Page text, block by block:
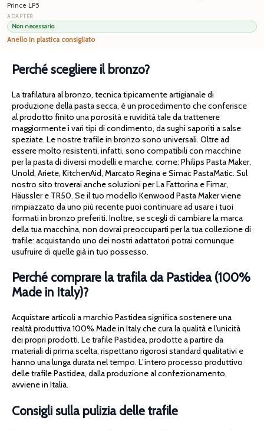
Prince LP5
Non necessario
Anello in plastica consigliato
Perché scegliere il bronzo?
La trafilatura al bronzo, tecnica tipicamente artigianale di
produzione della pasta secca, è un procedimento che conferisce
al prodotto finito una porosità e ruvidità tale da trattenere
maggiormente i vari tipi di condimento, da sughi saporiti a salse
speziate. Le nostre trafile in bronzo sono universali. Oltre ad
essere molto resistenti, infatti, sono compatibili con macchine
per la pasta di diversi modelli e marche, come: Philips Pasta Maker,
Unold, Ariete, KitchenAid, Marcato Regina e Simac PastaMatic. Sul
nostro sito troverai anche soluzioni per La Fattorina e Fimar,
Häussler e TR50. Se il tuo modello Kenwood Pasta Maker viene
rimpiazzato da uno più recente puoi continuare ad usare i tuoi
formati in bronzo preferiti. Inoltre, se scegli di cambiare la marca
della tua macchina, non dovrai preoccuparti per la tua collezione di
trafile: acquistando uno dei nostri adattatori potrai comunque
usufruire di quelle già in tuo possesso.
Perché comprare la trafila da Pastidea (100%
Made in Italy)?
Acquistare articoli a marchio Pastidea significa sostenere una
realtà produttiva 100% Made in Italy che cura la qualità e l’unicità
dei propri prodotti. Le trafile Pastidea, prodotte a partire da
materiali di prima scelta, rispettano rigorosi standard qualitativi e
hanno una lunga durata nel tempo. L’intero processo produttivo
delle trafile Pastidea, dalla produzione al confezionamento,
avviene in Italia.
Consigli sulla pulizia delle trafile